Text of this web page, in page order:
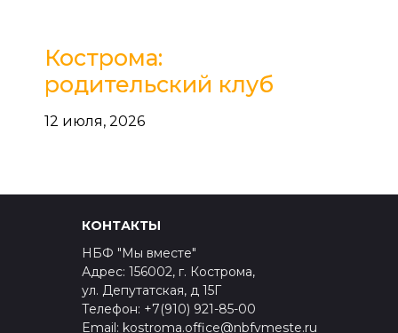
Кострома:
родительский клуб
12 июля, 2026
КОНТАКТЫ
НБФ "Мы вместе"
Адрес: 156002, г. Кострома,
ул. Депутатская, д 15Г
Телефон: +7(910) 921-85-00
Email: kostroma.office@nbfvmeste.ru